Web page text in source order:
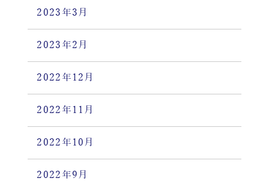
2023年3月
2023年2月
2022年12月
2022年11月
2022年10月
2022年9月